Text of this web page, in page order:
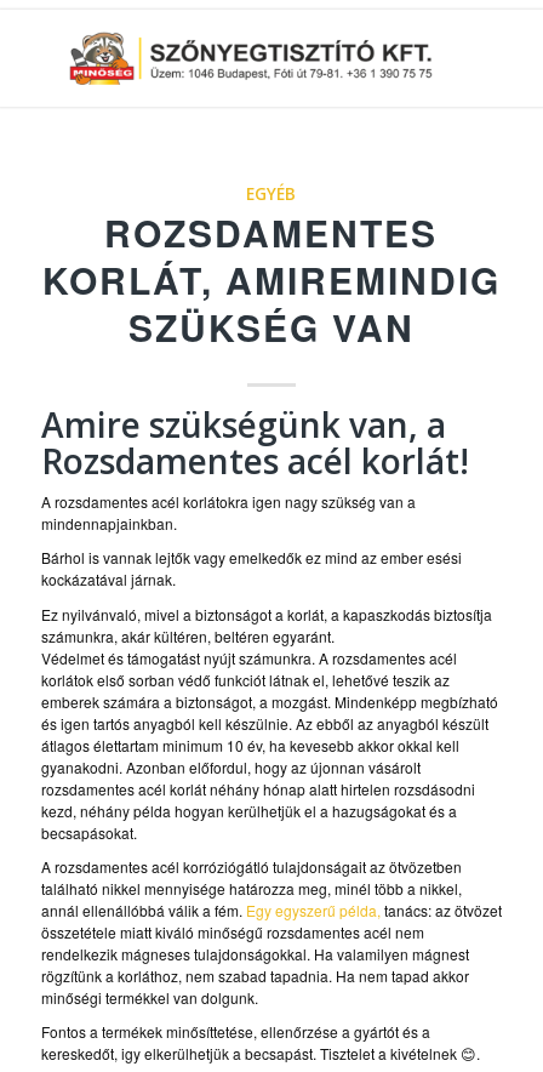
EGYÉB
ROZSDAMENTES
KORLÁT, AMIREMINDIG
SZÜKSÉG VAN
Amire szükségünk van, a
Rozsdamentes acél korlát!
A rozsdamentes acél korlátokra igen nagy szükség van a
mindennapjainkban.
Bárhol is vannak lejtők vagy emelkedők ez mind az ember esési
kockázatával járnak.
Ez nyilvánvaló, mivel a biztonságot a korlát, a kapaszkodás biztosítja
számunkra, akár kültéren, beltéren egyaránt.
Védelmet és támogatást nyújt számunkra. A rozsdamentes acél
korlátok első sorban védő funkciót látnak el, lehetővé teszik az
emberek számára a biztonságot, a mozgást. Mindenképp megbízható
és igen tartós anyagból kell készülnie. Az ebből az anyagból készült
átlagos élettartam minimum 10 év, ha kevesebb akkor okkal kell
gyanakodni. Azonban előfordul, hogy az újonnan vásárolt
rozsdamentes acél korlát néhány hónap alatt hirtelen rozsdásodni
kezd, néhány példa hogyan kerülhetjük el a hazugságokat és a
becsapásokat.
A rozsdamentes acél korróziógátló tulajdonságait az ötvözetben
található nikkel mennyisége határozza meg, minél több a nikkel,
annál ellenállóbbá válik a fém. Egy egyszerű példa, tanács: az ötvözet
összetétele miatt kiváló minőségű rozsdamentes acél nem
rendelkezik mágneses tulajdonságokkal. Ha valamilyen mágnest
rögzítünk a korláthoz, nem szabad tapadnia. Ha nem tapad akkor
minőségi termékkel van dolgunk.
Fontos a termékek minősíttetése, ellenőrzése a gyártót és a
kereskedőt, igy elkerülhetjük a becsapást. Tisztelet a kivételnek 😊.